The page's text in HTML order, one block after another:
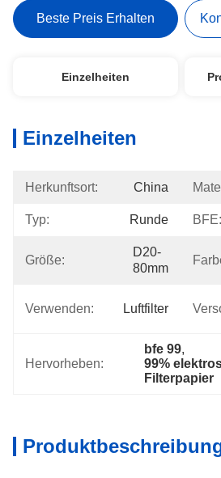
Beste Preis Erhalten
Einzelheiten
Einzelheiten
Herkunftsort: China
Typ: Runde BFE:
Größe:
D20-
80mm
Verwenden: Luftfilter
Hervorheben:
bfe 99,
99%
Filterpapier